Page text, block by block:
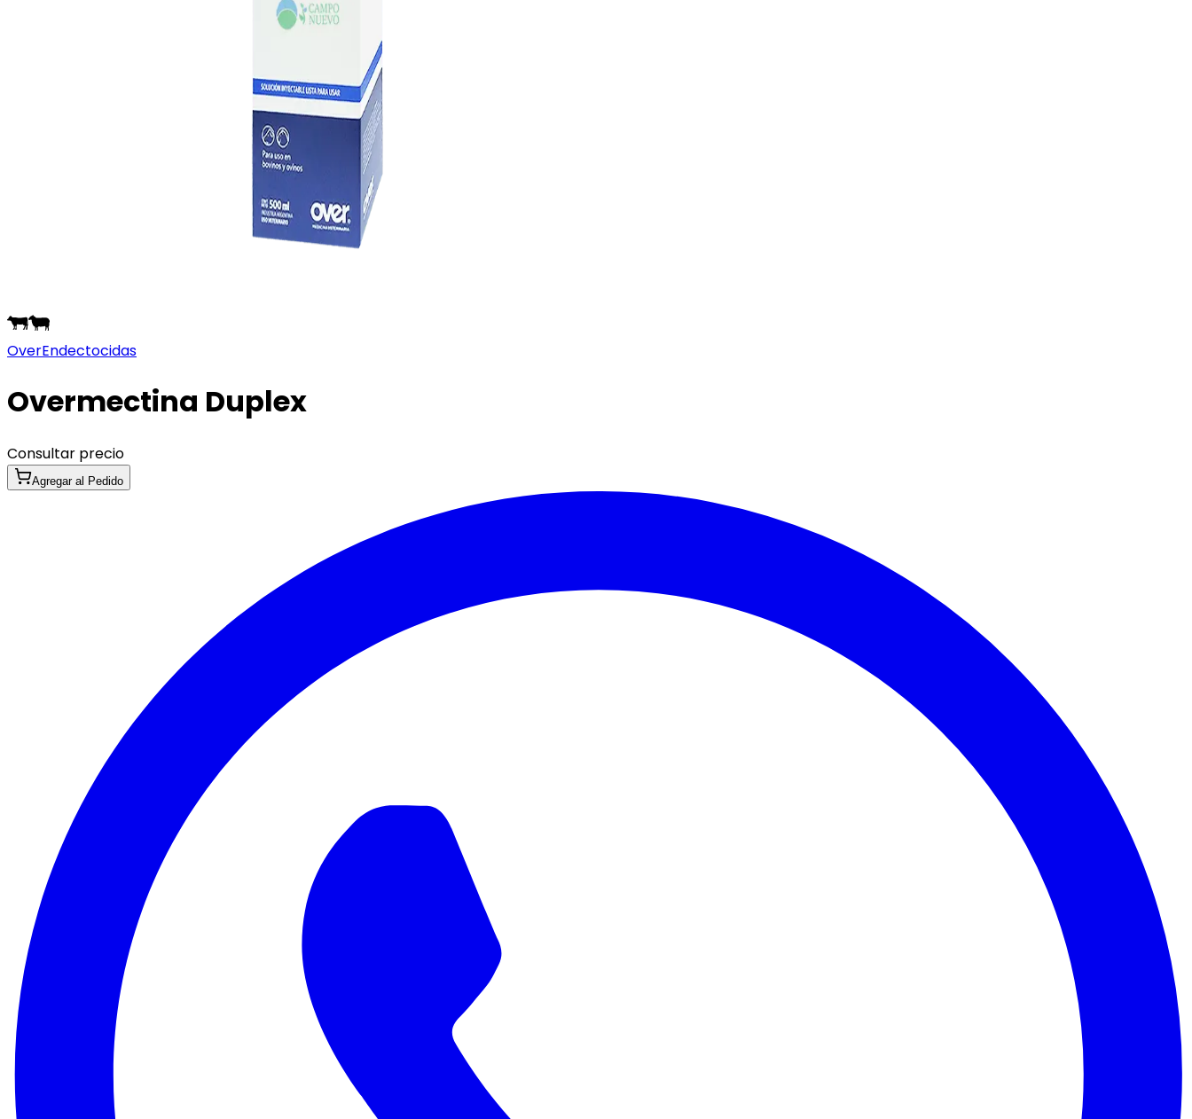
OverEndectocidas
Overmectina Duplex
Consultar precio
Agregar al Pedido